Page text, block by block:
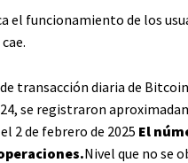
el funcionamiento de los
transacción diaria de
se registraron
2 de febrero de 2025 El
Nivel que no se